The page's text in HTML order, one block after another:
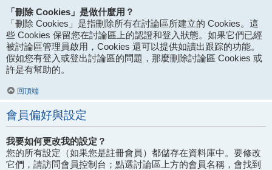
「刪除 Cookies」是做什麼用？
「刪除 Cookies」是指刪除所有在討論區所建立的 Cookies。這
些 Cookies 保留您在討論區上的認證和登入狀態。如果它們已經
被討論區管理員啟用，Cookies 還可以提供如讀出跟踪的功能。
假如您有登入或登出討論區的問題，那麼刪除討論區 Cookies 或
許是有幫助的。
回頂端
會員偏好與設定
我要如何更改我的設定？
您的所有設定（如果您是註冊會員）都儲存在資料庫中。要修改
它們，請訪問會員控制台；點選討論區上方的會員名稱，會找到